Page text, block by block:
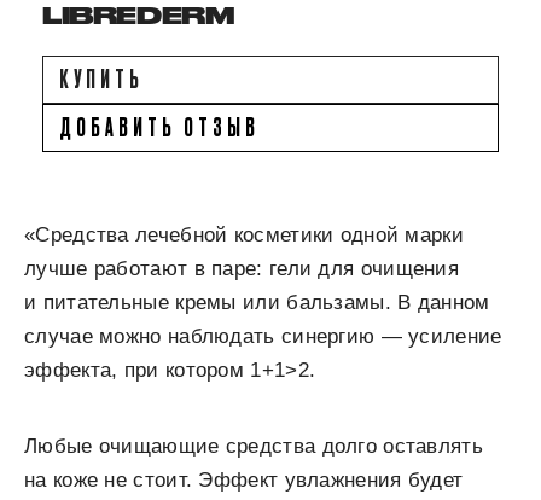
LIBREDERM
КУПИТЬ
ДОБАВИТЬ ОТЗЫВ
«Средства лечебной косметики одной марки
лучше работают в паре: гели для очищения
и питательные кремы или бальзамы. В данном
случае можно наблюдать синергию — усиление
эффекта, при котором 1+1>2.
Любые очищающие средства долго оставлять
на коже не стоит. Эффект увлажнения будет